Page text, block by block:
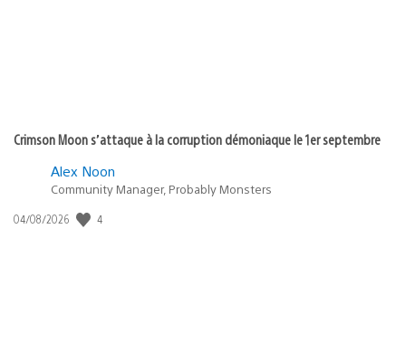
Crimson Moon s’attaque à la corruption démoniaque le 1er septembre
Alex Noon
Community Manager, Probably Monsters
Date
04/08/2026 4